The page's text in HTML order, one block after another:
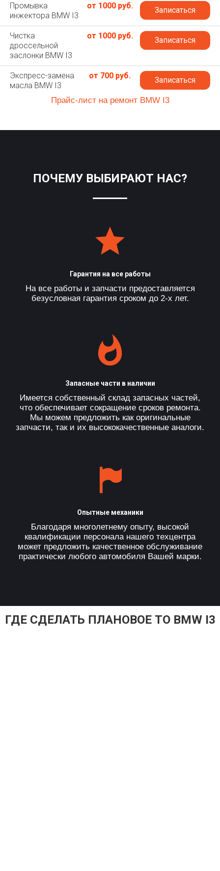
Промывка
инжектора BMW I3
от 1000 руб. Записаться
Чистка
дроссельной
заслонки BMW I3
от 1000 руб. Записаться
Экспресс-замена
масла BMW I3
от 700 руб. Записаться
Прайс-лист на ремонт BMW I3
ПОЧЕМУ ВЫБИРАЮТ НАС?
Гарантия на все работы
На все работы и запчасти предоставляется
безусловная гарантия сроком до 2-х лет.
Запасные части в наличии
Имеется собственный склад запасных частей,
что обеспечивает сокращение сроков ремонта.
Мы можем предложить как оригинальные
запчасти, так и их высококачественные аналоги.
Опытные механики
Благодаря многолетнему опыту, высокой
квалификации персонала нашего техцентра
может предложить качественное обслуживание
практически любого автомобиля Вашей марки.
ГДЕ СДЕЛАТЬ ПЛАНОВОЕ ТО BMW I3